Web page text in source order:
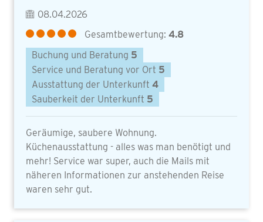
08.04.2026
Gesamtbewertung: 4.8
Buchung und Beratung 5
Service und Beratung vor Ort 5
Ausstattung der Unterkunft 4
Sauberkeit der Unterkunft 5
Geräumige, saubere Wohnung.
Küchenausstattung - alles was man benötigt und
mehr! Service war super, auch die Mails mit
näheren Informationen zur anstehenden Reise
waren sehr gut.